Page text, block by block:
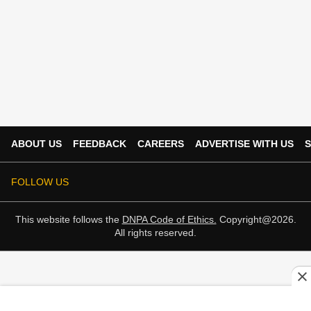
ABOUT US FEEDBACK CAREERS ADVERTISE WITH US
FOLLOW US
This website follows the DNPA Code of Ethics. Copyright@2026.
All rights reserved.